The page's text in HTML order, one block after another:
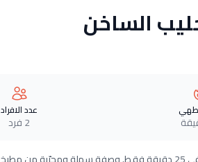
الساخن
عدد الافراد
2 فرد